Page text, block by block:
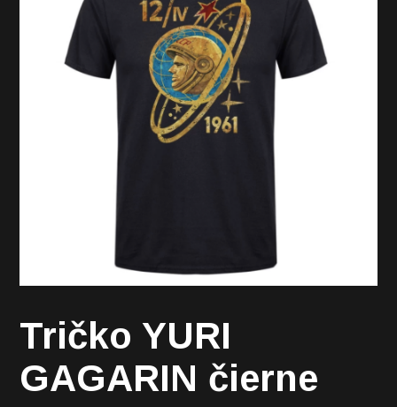
Tričko YURI
GAGARIN čierne